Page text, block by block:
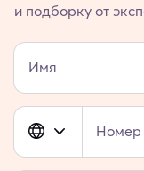
и подборку от
Имя
Номер